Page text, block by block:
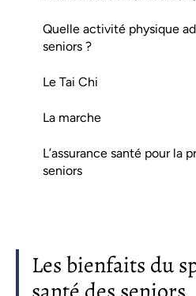
Quelle activité physique
seniors ?
Le Tai Chi
La marche
L’assurance santé pour la
seniors
Les bienfaits du